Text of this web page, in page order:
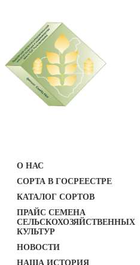
О НАС
СОРТА В ГОСРЕЕСТРЕ
КАТАЛОГ СОРТОВ
ПРАЙС СЕМЕНА
СЕЛЬСКОХОЗЯЙСТВЕННЫХ
КУЛЬТУР
НОВОСТИ
НАША ИСТОРИЯ